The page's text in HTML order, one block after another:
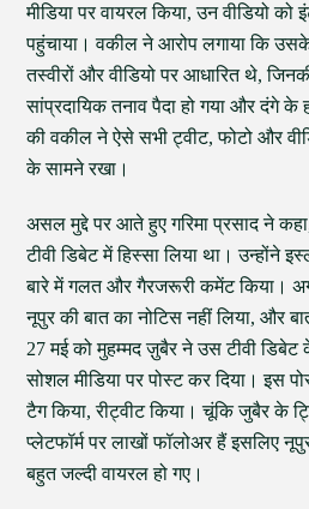
मीडिया पर वायरल किया, उन वीडियो
पहुंचाया। वकील ने आरोप लगाया कि उसके
तस्वीरों और वीडियो पर आधारित थे,
सांप्रदायिक तनाव पैदा हो गया और दंगे के
की वकील ने ऐसे सभी ट्वीट, फोटो और
के सामने रखा।
असल मुद्दे पर आते हुए गरिमा प्रसाद ने
टीवी डिबेट में हिस्सा लिया था। उन्होंने
बारे में गलत और गैरजरूरी कमेंट किया।
नूपुर की बात का नोटिस नहीं लिया, और
27 मई को मुहम्मद ज़ुबैर ने उस टीवी
सोशल मीडिया पर पोस्ट कर दिया। इस
टैग किया, रीट्वीट किया। चूंकि जुबैर के
प्लेटफॉर्म पर लाखों फॉलोअर हैं इसलिए
बहुत जल्दी वायरल हो गए।